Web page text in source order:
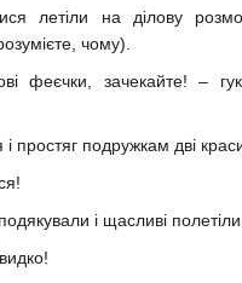
летіли на ділову
чому).
феєчки, зачекайте! –
простяг подружкам дві
і щасливі